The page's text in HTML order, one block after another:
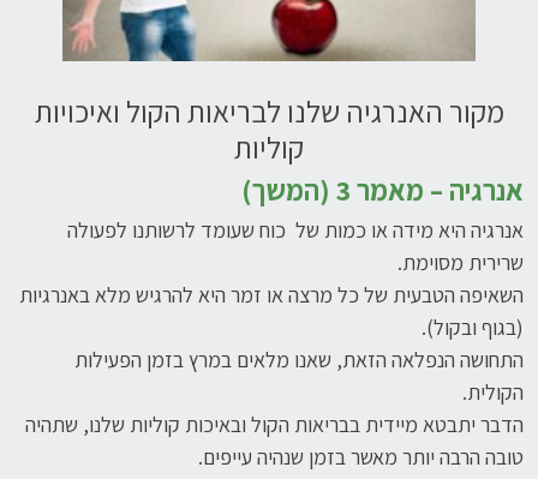
מקור האנרגיה שלנו לבריאות הקול ואיכויות
קוליות
אנרגיה – מאמר 3 (המשך)
אנרגיה היא מידה או כמות של כוח שעומד לרשותנו לפעולה
שרירית מסוימת.
השאיפה הטבעית של כל מרצה או זמר היא להרגיש מלא באנרגיות
(בגוף ובקול).
התחושה הנפלאה הזאת, שאנו מלאים במרץ בזמן הפעילות
הקולית.
הדבר יתבטא מיידית בבריאות הקול ובאיכות קוליות שלנו, שתהיה
טובה הרבה יותר מאשר בזמן שנהיה עייפים.